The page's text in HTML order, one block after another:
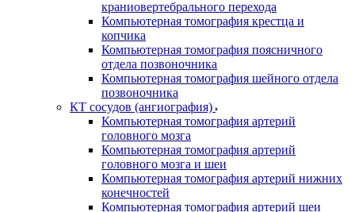
краниовертебрального перехода
Компьютерная томография крестца и
копчика
Компьютерная томография поясничного
отдела позвоночника
Компьютерная томография шейного отдела
позвоночника
КТ сосудов (ангиография)
Компьютерная томография артерий
головного мозга
Компьютерная томография артерий
головного мозга и шеи
Компьютерная томография артерий нижних
конечностей
Компьютерная томография артерий шеи